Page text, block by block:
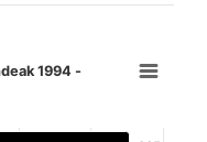
1994 -